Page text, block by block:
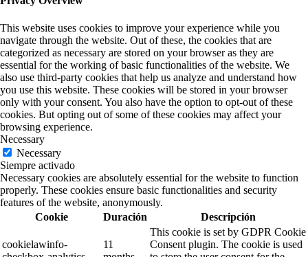
This website uses cookies to improve your experience while you
navigate through the website. Out of these, the cookies that are
categorized as necessary are stored on your browser as they are
essential for the working of basic functionalities of the website. We
also use third-party cookies that help us analyze and understand how
you use this website. These cookies will be stored in your browser
only with your consent. You also have the option to opt-out of these
cookies. But opting out of some of these cookies may affect your
browsing experience.
Necessary
Necessary
Siempre activado
Necessary cookies are absolutely essential for the website to function
properly. These cookies ensure basic functionalities and security
features of the website, anonymously.
Cookie
Duración Descripción
cookielawinfo-
11
This cookie is set by GDPR Cookie
Consent plugin. The cookie is used